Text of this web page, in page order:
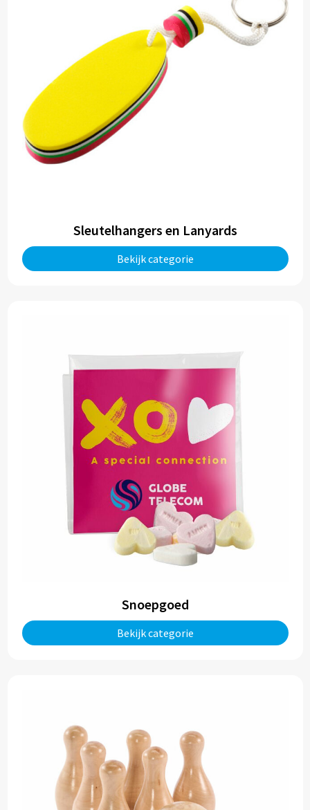
Sleutelhangers en Lanyards
Bekijk categorie
Snoepgoed
Bekijk categorie